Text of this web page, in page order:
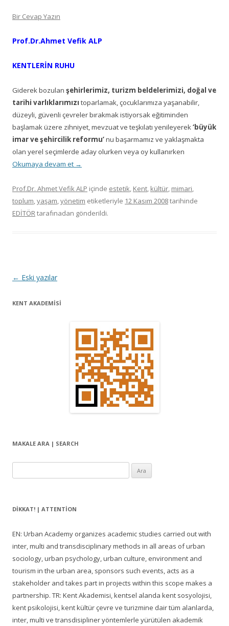
Bir Cevap Yazın
Prof.Dr.Ahmet Vefik ALP
KENTLERİN RUHU
Giderek bozulan şehirlerimiz, turizm beldelerimizi, doğal ve
tarihi varlıklarımızı toparlamak, çocuklarımıza yaşanabilir,
düzeyli, güvenli çevreler bırakmak istiyorsak eğitiminden
başlamak üzere zihniyet, mevzuat ve teşkılatı yenileyerek‘büyük
imar ve şehircilik reformu’nu başarmamız ve yaklaşmakta
olan yerel seçimlerde aday olurken veya oy kullanırken
Okumaya devam et →
Prof.Dr. Ahmet Vefik ALP içinde estetik, Kent, kültür, mimari,
toplum,yaşam,yönetim etiketleriyle 12 Kasım 2008tarihinde
EDİTÖRtarafınadan gönderildi.
Y
z
← Eski yazılar
KENT AKADEMİSİ
MAKALE ARA | SEARCH
DIKKAT! | ATTENTION
EN: Urban Academy organizes academic studies carried out with
inter, multi and transdisciplinary methods in all areas of urban
sociology, urban psychology, urban culture, environment and
tourism in the urban area, sponsors such events, acts as a
stakeholder and takes part in projects within this scope makes a
partnership. TR: Kent Akademisi, kentsel alanda kent sosyolojisi,
kent psikolojisi, kent kültür çevre ve turizmine dair tüm alanlarda,
inter, multi ve transdisipliner yöntemlerle yürütülen akademik